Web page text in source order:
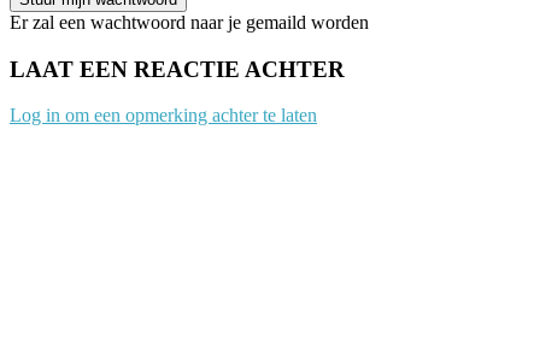
Er zal een wachtwoord naar je gemaild worden
LAAT EEN REACTIE ACHTER
Log in om een opmerking achter te laten